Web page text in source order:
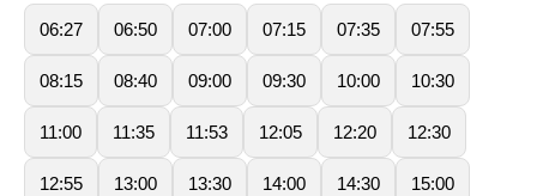
06:27 06:50 07:00 07:15 07:35 07:55
08:15 08:40 09:00 09:30 10:00 10:30
11:00 11:35 11:53 12:05 12:20 12:30
12:55 13:00 13:30 14:00 14:30 15:00